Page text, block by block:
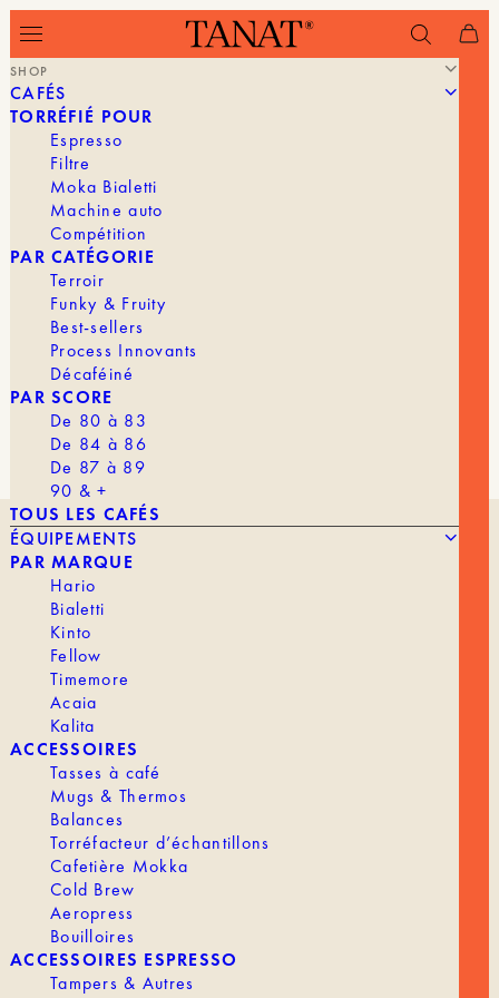
SHOP
CAFÉS
TORRÉFIÉ POUR
Espresso
Filtre
Moka Bialetti
Machine auto
Compétition
PAR CATÉGORIE
Terroir
Funky & Fruity
Best-sellers
Process Innovants
Décaféiné
PAR SCORE
De 80 à 83
De 84 à 86
De 87 à 89
90 & +
TOUS LES CAFÉS
ÉQUIPEMENTS
PAR MARQUE
Hario
Bialetti
Kinto
Fellow
Timemore
Acaia
Kalita
ACCESSOIRES
Tasses à café
Mugs & Thermos
Balances
Torréfacteur d’échantillons
Cafetière Mokka
Cold Brew
Aeropress
Bouilloires
ACCESSOIRES ESPRESSO
Tampers & Autres
1/5. COMMENT PRÉPAREZ-VOUS VOTRE CAFÉ ?
En filtre
LIVRAISON & RETOURS
CGV
VAYGA SAS -189 RUE D’AUBERVILLIERS, 75018 PARIS, FRANCE